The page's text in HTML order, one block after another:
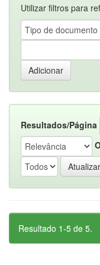
Utilizar filtros para
Resultados/Página
Resultado 1-5 de 5.